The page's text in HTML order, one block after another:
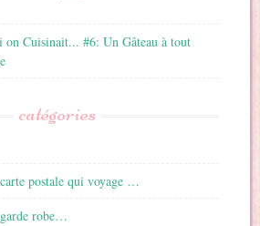
on Cuisinait... #6: Un Gâteau à tout
catégories
postale qui voyage …
robe…